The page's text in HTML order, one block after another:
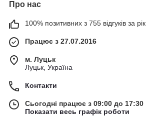
Про нас
100% позитивних з 755 відгуків за рік
Працює з 27.07.2016
м. Луцьк
Луцьк, Україна
Контакти
Сьогодні працює з 09:00 до 17:30
Показати весь графік роботи